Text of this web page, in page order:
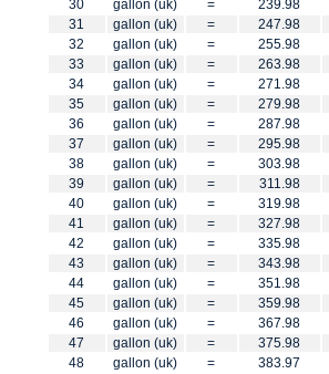
30
gallon (uk) = 239.98
31
gallon (uk) = 247.98
32
gallon (uk) = 255.98
33
gallon (uk) = 263.98
34
gallon (uk) = 271.98
35
gallon (uk) = 279.98
36
gallon (uk) = 287.98
37
gallon (uk) = 295.98
38
gallon (uk) = 303.98
39
gallon (uk) = 311.98
40
gallon (uk) = 319.98
41
gallon (uk) = 327.98
42
gallon (uk) = 335.98
43
gallon (uk) = 343.98
44
gallon (uk) = 351.98
45
gallon (uk) = 359.98
46
gallon (uk) = 367.98
47
gallon (uk) = 375.98
48
gallon (uk) = 383.97